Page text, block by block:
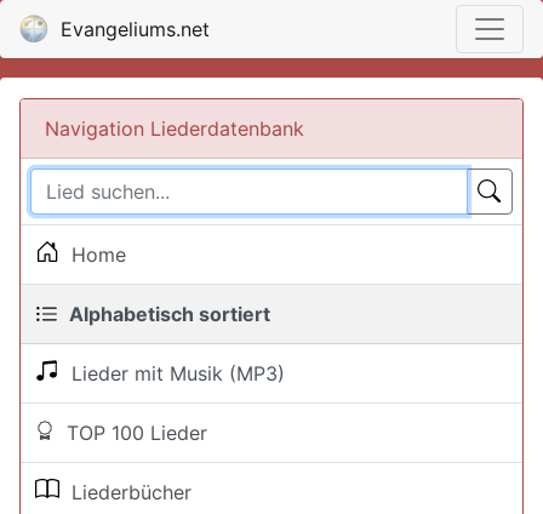
Evangeliums.net
Navigation Liederdatenbank
Home
Alphabetisch sortiert
Lieder mit Musik (MP3)
TOP 100 Lieder
Liederbücher